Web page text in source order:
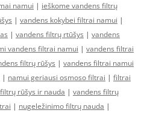
namui | ieškome vandens filtrų
| vandens kokybei filtrai namui |
| vandens filtrų rtūšys | vandens
vandens filtrai namui | vandens filtrai
filtrų rūšys | vandens filtrai namui
| namui geriausi osmoso filtrai | filtrai
filtrų rūšys ir nauda | vandens filtrų
| nugeležinimo filtrų nauda |